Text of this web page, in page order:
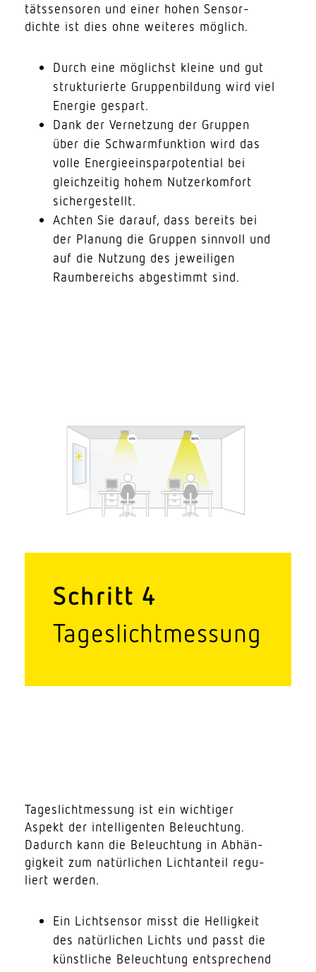
täts­sen­soren und einer hohen Sens­or­
dichte ist dies ohne weiteres möglich.
Durch eine möglichst kleine und gut
struk­tu­rierte Grup­pen­bildung wird viel
Energie gespart.
Dank der Vernetzung der Gruppen
über die Schwarm­funktion wird das
volle Ener­gie­ein­spar­po­tential bei
gleich­zeitig hohem Nutzer­komfort
sichergestellt.
Achten Sie darauf, dass bereits bei
der Planung die Gruppen sinnvoll und
auf die Nutzung des jewei­ligen
Raum­be­reichs abge­stimmt sind.
Schritt 4
Tages­licht­messung
Tages­licht­messung ist ein wich­tiger
Aspekt der intel­li­genten Beleuchtung.
Dadurch kann die Beleuchtung in Abhän­
gigkeit zum natür­lichen Licht­anteil regu­
liert werden.
Ein Licht­sensor misst die Helligkeit
des natür­lichen Lichts und passt die
künst­liche Beleuchtung entspre­chend